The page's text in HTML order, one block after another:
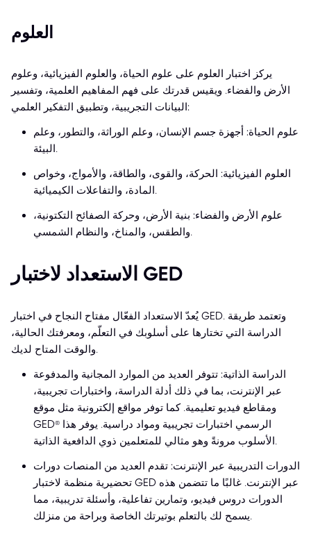
العلوم
يركز اختبار العلوم على علوم الحياة، والعلوم الفيزيائية، وعلوم
الأرض والفضاء. ويقيس قدرتك على فهم المفاهيم العلمية، وتفسير
البيانات التجريبية، وتطبيق التفكير العلمي:
علوم الحياة: أجهزة جسم الإنسان، وعلم الوراثة، والتطور، وعلم
البيئة.
العلوم الفيزيائية: الحركة، والقوى، والطاقة، والأمواج، وخواص
المادة، والتفاعلات الكيميائية.
علوم الأرض والفضاء: بنية الأرض، وحركة الصفائح التكتونية،
والطقس، والمناخ، والنظام الشمسي.
الاستعداد لاختبار GED
يُعدّ الاستعداد الفعّال مفتاح النجاح في اختبار GED. وتعتمد طريقة
الدراسة التي تختارها على أسلوبك في التعلّم، ومعرفتك الحالية،
والوقت المتاح لديك.
الدراسة الذاتية: تتوفر العديد من الموارد المجانية والمدفوعة
عبر الإنترنت، بما في ذلك أدلة الدراسة، واختبارات تجريبية،
ومقاطع فيديو تعليمية. كما توفر مواقع إلكترونية مثل موقع
GED® الرسمي اختبارات تجريبية ومواد دراسية. يوفر هذا
الأسلوب مرونةً وهو مثالي للمتعلمين ذوي الدافعية الذاتية.
الدورات التدريبية عبر الإنترنت: تقدم العديد من المنصات دورات
تحضيرية منظمة لاختبار GED عبر الإنترنت. غالبًا ما تتضمن هذه
الدورات دروس فيديو، وتمارين تفاعلية، وأسئلة تدريبية، مما
يسمح لك بالتعلم بوتيرتك الخاصة وبراحة من منزلك.